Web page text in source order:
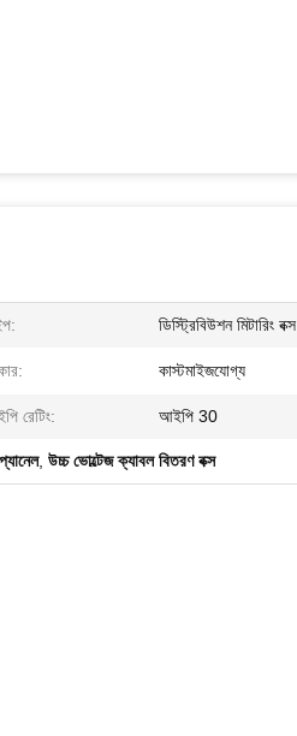
ডিস্ট্রিবিউশন মিটারিং বক্স
কাস্টমাইজযোগ্য
রেটিং: আইপি 30
, উচ্চ ভোল্টেজ ক্যাবল বিতরণ বক্স